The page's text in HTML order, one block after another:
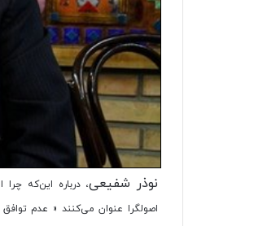
نوذر شفیعی، درباره این‌که
اصولگرا عنوان می‌کنند « عدم